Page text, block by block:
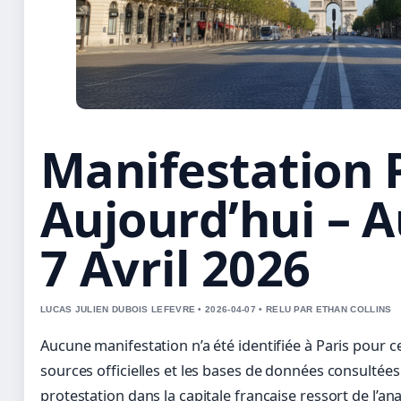
Manifestation
Aujourd’hui –
7 Avril 2026
LUCAS JULIEN DUBOIS LEFEVRE • 2026-04-07 • RELU PAR ETHAN COLLINS
Aucune manifestation n’a été identifiée à Paris pour
sources officielles et les bases de données
protestation dans la capitale française ressort de